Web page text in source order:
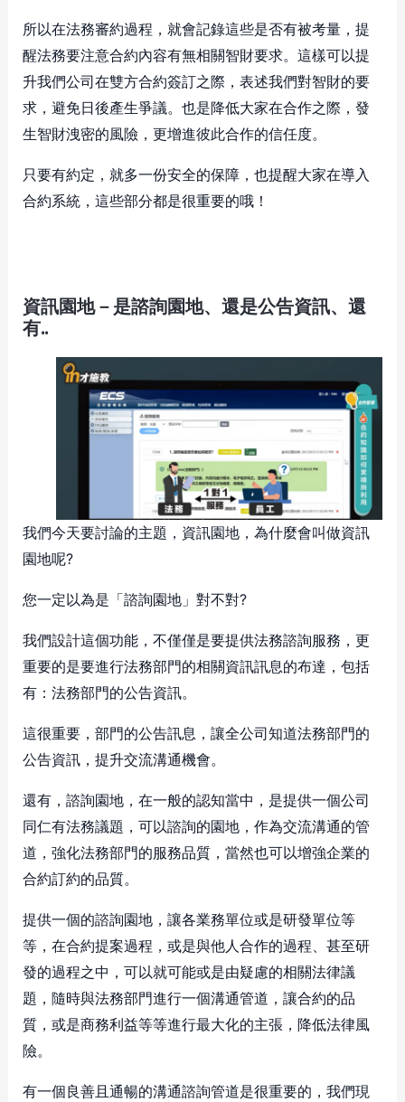
所以在法務審約過程，就會記錄這些是否有被考量，提
醒法務要注意合約內容有無相關智財要求。這樣可以提
升我們公司在雙方合約簽訂之際，表述我們對智財的要
求，避免日後產生爭議。也是降低大家在合作之際，發
生智財洩密的風險，更增進彼此合作的信任度。
只要有約定，就多一份安全的保障，也提醒大家在導入
合約系統，這些部分都是很重要的哦！
資訊園地－是諮詢園地、還是公告資訊、還
有..
我們今天要討論的主題，資訊園地，為什麼會叫做資訊
園地呢?
您一定以為是「諮詢園地」對不對?
我們設計這個功能，不僅僅是要提供法務諮詢服務，更
重要的是要進行法務部門的相關資訊訊息的布達，包括
有：法務部門的公告資訊。
這很重要，部門的公告訊息，讓全公司知道法務部門的
公告資訊，提升交流溝通機會。
還有，諮詢園地，在一般的認知當中，是提供一個公司
同仁有法務議題，可以諮詢的園地，作為交流溝通的管
道，強化法務部門的服務品質，當然也可以增強企業的
合約訂約的品質。
提供一個的諮詢園地，讓各業務單位或是研發單位等
等，在合約提案過程，或是與他人合作的過程、甚至研
發的過程之中，可以就可能或是由疑慮的相關法律議
題，隨時與法務部門進行一個溝通管道，讓合約的品
質，或是商務利益等等進行最大化的主張，降低法律風
險。
有一個良善且通暢的溝通諮詢管道是很重要的，我們現